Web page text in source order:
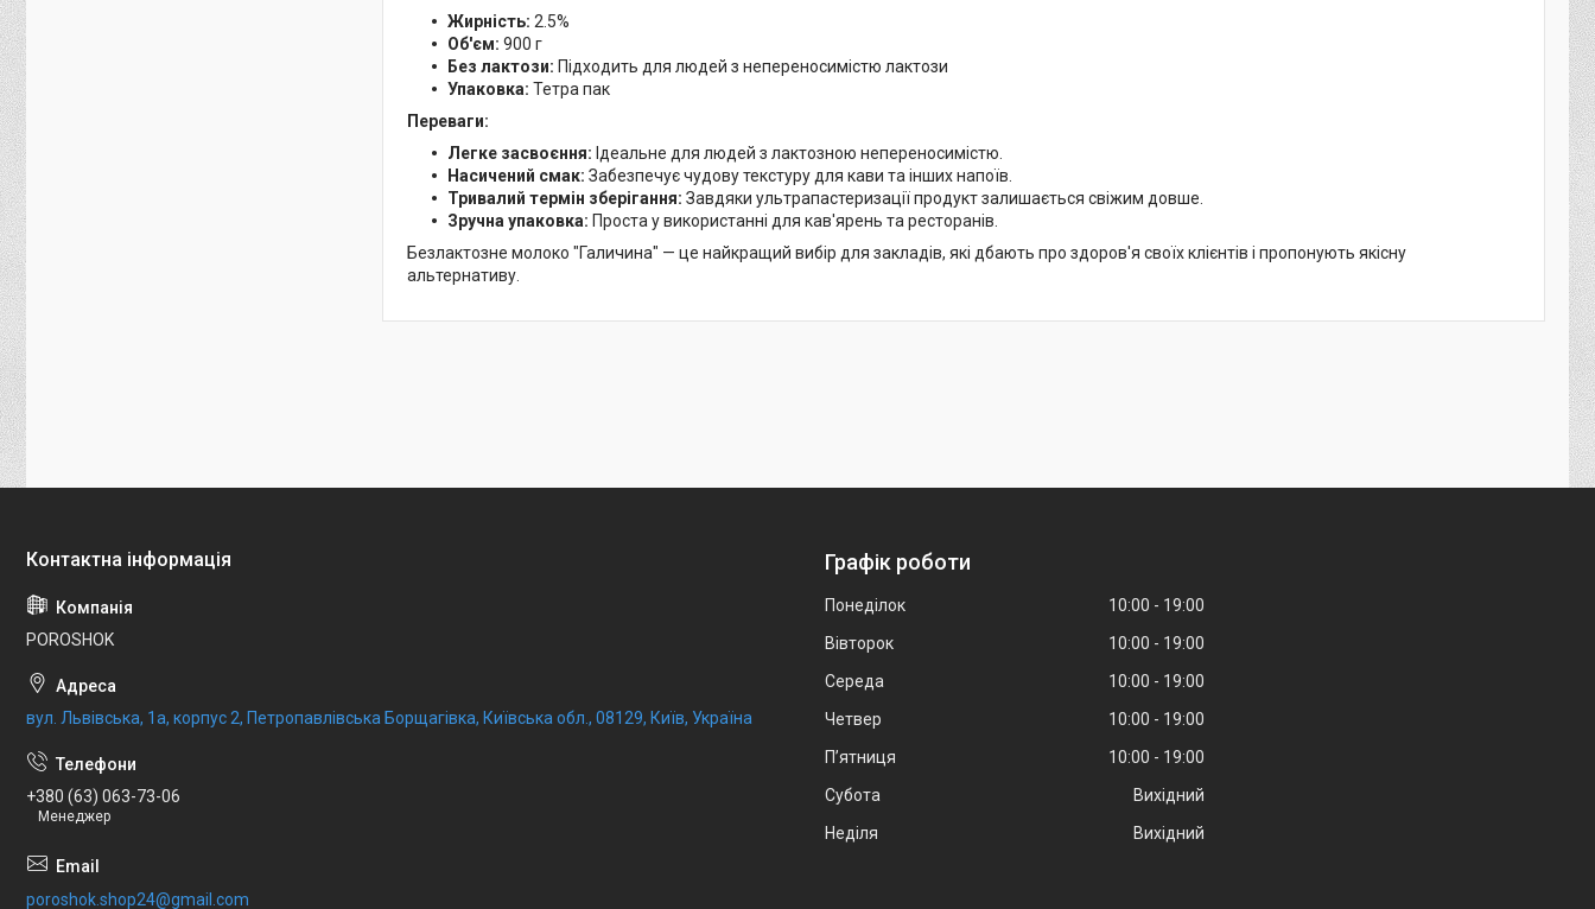
Жирність: 2.5%
Об'єм: 900 г
Без лактози: Підходить для людей з непереносимістю лактози
Упаковка: Тетра пак
Переваги:
Легке засвоєння: Ідеальне для людей з лактозною непереносимістю.
Насичений смак: Забезпечує чудову текстуру для кави та інших напоїв.
Тривалий термін зберігання: Завдяки ультрапастеризації продукт залишається свіжим довше.
Зручна упаковка: Проста у використанні для кав'ярень та ресторанів.
Безлактозне молоко "Галичина" — це найкращий вибір для закладів, які дбають про здоров'я своїх клієнтів і пропонують якісну
альтернативу.
POROSHOK
вул. Львівська, 1а, корпус 2, Петропавлівська Борщагівка, Київська обл., 08129, Київ, Україна
+380 (63) 063-73-06
Менеджер
poroshok.shop24@gmail.com
Графік роботи
Понеділок 10:00
19:00
Вівторок
10:00
19:00
Середа
10:00
19:00
Четвер
10:00
19:00
Пʼятниця
10:00
19:00
Субота
Вихідний
Неділя
Вихідний